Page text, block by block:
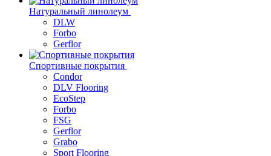
Натуральный линолеум
DLW
Forbo
Gerflor
Спортивные покрытия
Condor
DLV Flooring
EcoStep
Forbo
FSG
Gerflor
Grabo
Sport Flooring